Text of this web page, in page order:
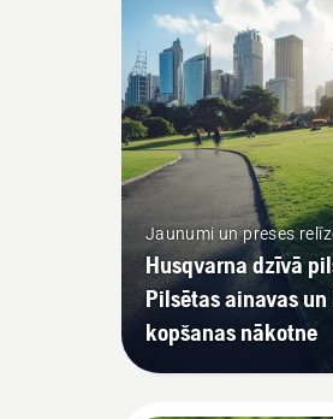
Jaunumi un preses
Husqvarna dzīvā
Pilsētas ainavas
kopšanas nākotne